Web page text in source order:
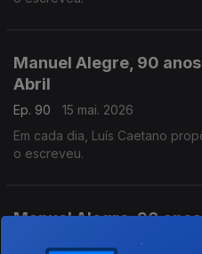
Manuel Alegre, 90
Abril
Ep. 90
15 mai. 2026
Em cada dia, Luís Caetano
o escreveu.
Manuel Alegre, 90